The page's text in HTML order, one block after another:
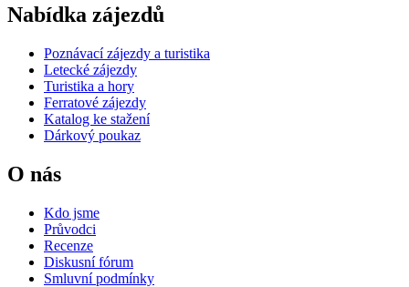
Nabídka zájezdů
Poznávací zájezdy a turistika
Letecké zájezdy
Turistika a hory
Ferratové zájezdy
Katalog ke stažení
Dárkový poukaz
O nás
Kdo jsme
Průvodci
Recenze
Diskusní fórum
Smluvní podmínky